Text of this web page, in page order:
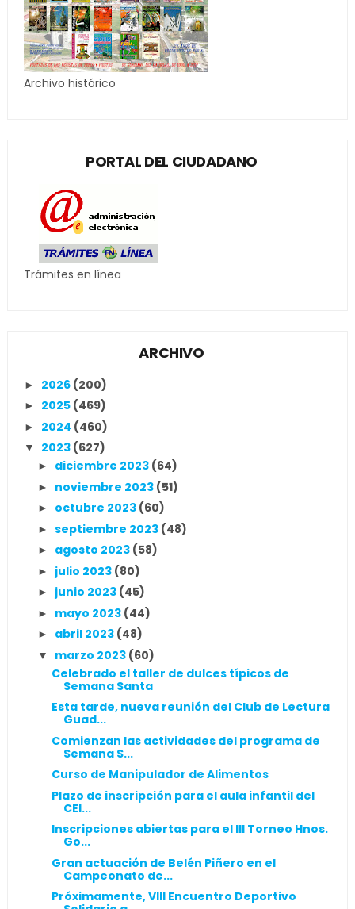
Archivo histórico
PORTAL DEL CIUDADANO
Trámites en línea
ARCHIVO
► 2026 (200)
► 2025 (469)
► 2024 (460)
▼ 2023 (627)
► diciembre 2023 (64)
► noviembre 2023 (51)
► octubre 2023 (60)
► septiembre 2023 (48)
► agosto 2023 (58)
► julio 2023 (80)
► junio 2023 (45)
► mayo 2023 (44)
► abril 2023 (48)
▼ marzo 2023 (60)
Celebrado el taller de dulces típicos de
Semana Santa
Esta tarde, nueva reunión del Club de Lectura
Guad...
Comienzan las actividades del programa de
Semana S...
Curso de Manipulador de Alimentos
Plazo de inscripción para el aula infantil del
CEI...
Inscripciones abiertas para el III Torneo Hnos.
Go...
Gran actuación de Belén Piñero en el
Campeonato de...
Próximamente, VIII Encuentro Deportivo